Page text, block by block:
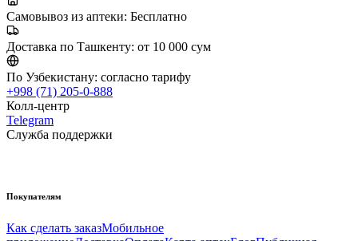
Самовывоз из аптеки: Бесплатно
Доставка по Ташкенту: от 10 000 сум
По Узбекистану: согласно тарифу
+998 (71) 205-0-888
Колл-центр
Telegram
Служба поддержки
Покупателям
Как сделать заказМобильное